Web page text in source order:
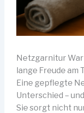
Netzgarnitur
lange Freude am
Eine gepflegte
Unterschied –
Sie sorgt nicht